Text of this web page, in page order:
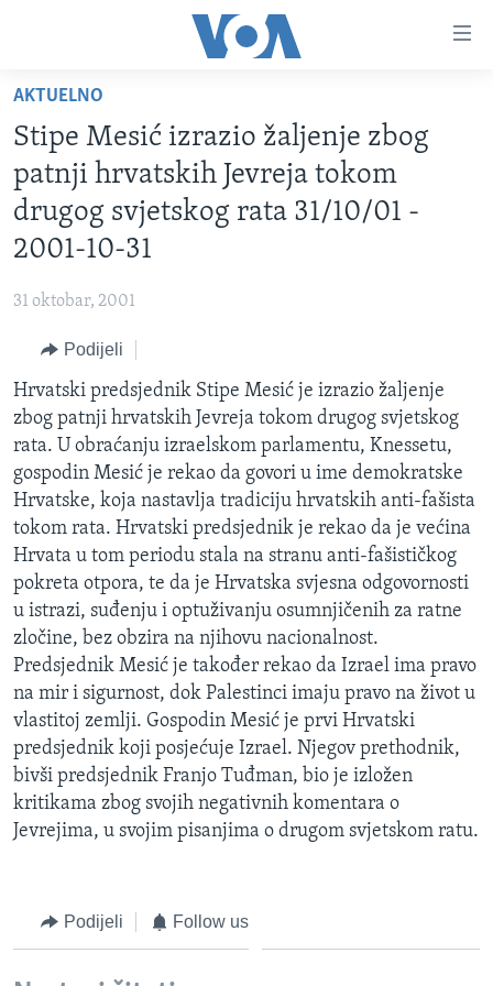
glavni
sadržaj
na
glavnu
navigaciju
na
VIDEO
FOTOGRAFIJE DANA
VIJESTI
SVIJET
SPECIJALNI PROJEKTI
KORUPCIJA
SLOBODA MEDIJA
ŽENSKA STRANA
IZBJEGLIČKA STRANA
MAGAZIN
O GLASU AMERIKE
Learning English
PRATITE NAS
Jezici
AKTUELNO
Stipe Mesić izrazio žaljenje zbog
patnji hrvatskih Jevreja tokom
drugog svjetskog rata 31/10/01 -
2001-10-31
31 oktobar, 2001
Podijeli
Hrvatski predsjednik Stipe Mesić je izrazio žaljenje
zbog patnji hrvatskih Jevreja tokom drugog svjetskog
rata. U obraćanju izraelskom parlamentu, Knessetu,
gospodin Mesić je rekao da govori u ime demokratske
Hrvatske, koja nastavlja tradiciju hrvatskih anti-fašista
tokom rata. Hrvatski predsjednik je rekao da je većina
Hrvata u tom periodu stala na stranu anti-fašističkog
pokreta otpora, te da je Hrvatska svjesna odgovornosti
u istrazi, suđenju i optuživanju osumnjičenih za ratne
zločine, bez obzira na njihovu nacionalnost.
Predsjednik Mesić je također rekao da Izrael ima pravo
na mir i sigurnost, dok Palestinci imaju pravo na život u
vlastitoj zemlji. Gospodin Mesić je prvi Hrvatski
predsjednik koji posjećuje Izrael. Njegov prethodnik,
bivši predsjednik Franjo Tuđman, bio je izložen
kritikama zbog svojih negativnih komentara o
Jevrejima, u svojim pisanjima o drugom svjetskom ratu.
Podijeli Follow us